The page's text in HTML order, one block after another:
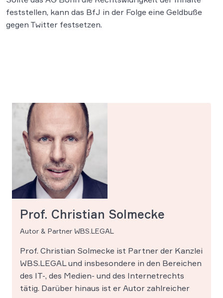
feststellen, kann das BfJ in der Folge eine Geldbuße
gegen Twitter festsetzen.
Prof. Christian Solmecke
Autor & Partner WBS.LEGAL
Prof. Christian Solmecke ist Partner der Kanzlei
WBS.LEGAL und insbesondere in den Bereichen
des IT-, des Medien- und des Internetrechts
tätig. Darüber hinaus ist er Autor zahlreicher